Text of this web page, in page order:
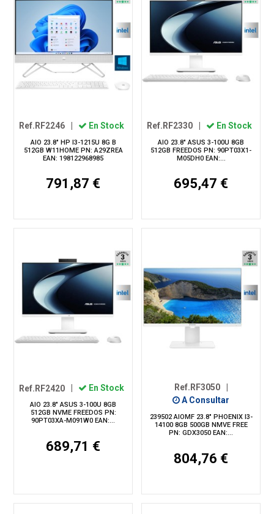
Ref.RF2246 | En Stock
AIO 23.8" HP I3-1215U 8G B
512GB W11HOME PN: A29ZREA
EAN: 198122968985
791,87 €
Ref.RF2330 | En Stock
AIO 23.8" ASUS 3-100U 8GB
512GB FREEDOS PN: 90PT03X1-
M05DH0 EAN:...
695,47 €
Ref.RF2420 En Stock
AIO 23.8" ASUS 3-100U 8GB
512GB NVME FREEDOS PN:
90PT03XA-M091W0 EAN:...
689,71 €
Ref.RF3050
A Consultar
239502 AIOMF 23.8" PHOENIX I3-
14100 8GB 500GB NMVE FREE
PN: GDX3050 EAN:...
804,76 €